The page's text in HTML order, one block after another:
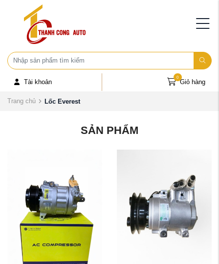
Tài khoản Giỏ hàng
0
Trang chủ Lốc Everest
SẢN PHẨM